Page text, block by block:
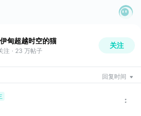
甸超越时空的猫
注 · 23 万帖子
关注
回复时间